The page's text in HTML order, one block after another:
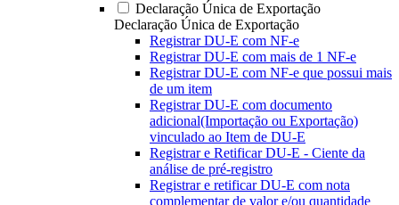
Declaração Única de Exportação
Declaração Única de Exportação
Registrar DU-E com NF-e
Registrar DU-E com mais de 1 NF-e
Registrar DU-E com NF-e que possui mais
de um item
Registrar DU-E com documento
adicional(Importação ou Exportação)
vinculado ao Item de DU-E
Registrar e Retificar DU-E - Ciente da
análise de pré-registro
Registrar e retificar DU-E com nota
complementar de valor e/ou quantidade